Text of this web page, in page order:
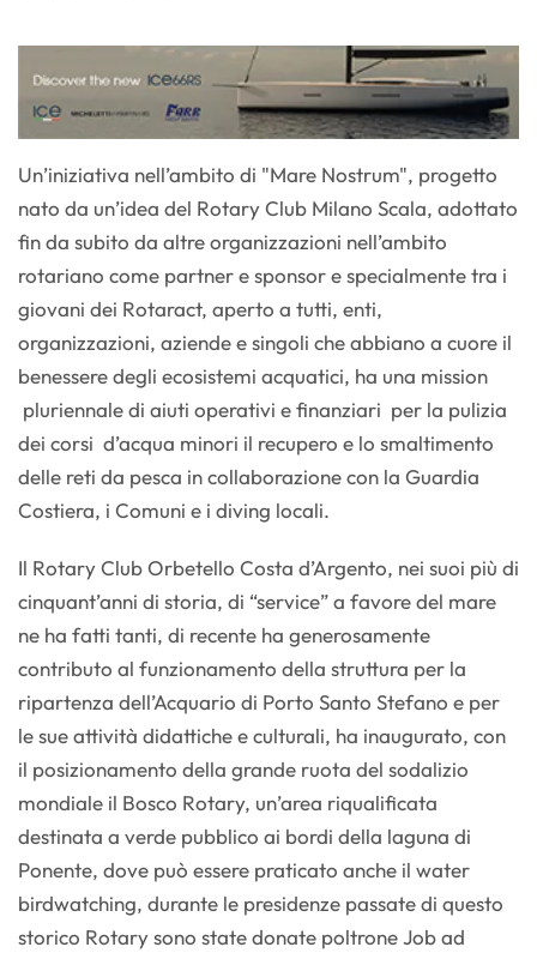
Un’iniziativa nell’ambito di "Mare Nostrum", progetto
nato da un’idea del Rotary Club Milano Scala, adottato
fin da subito da altre organizzazioni nell’ambito
rotariano come partner e sponsor e specialmente tra i
giovani dei Rotaract, aperto a tutti, enti,
organizzazioni, aziende e singoli che abbiano a cuore il
benessere degli ecosistemi acquatici, ha una mission
pluriennale di aiuti operativi e finanziari per la pulizia
dei corsi d’acqua minori il recupero e lo smaltimento
delle reti da pesca in collaborazione con la Guardia
Costiera, i Comuni e i diving locali.
Il Rotary Club Orbetello Costa d’Argento, nei suoi più di
cinquant’anni di storia, di “service” a favore del mare
ne ha fatti tanti, di recente ha generosamente
contributo al funzionamento della struttura per la
ripartenza dell’Acquario di Porto Santo Stefano e per
le sue attività didattiche e culturali, ha inaugurato, con
il posizionamento della grande ruota del sodalizio
mondiale il Bosco Rotary, un’area riqualificata
destinata a verde pubblico ai bordi della laguna di
Ponente, dove può essere praticato anche il water
birdwatching, durante le presidenze passate di questo
storico Rotary sono state donate poltrone Job ad